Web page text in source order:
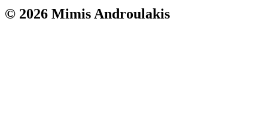
© 2026 Mimis Androulakis